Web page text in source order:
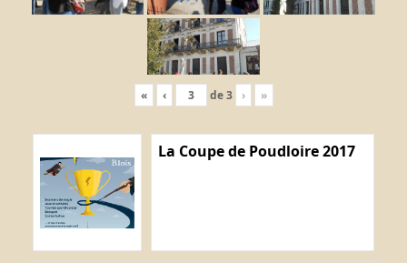
« ‹ de3 › »
La Coupe de Poudloire 2017